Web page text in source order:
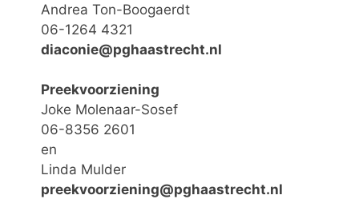
Andrea Ton-Boogaerdt
06-1264 4321
diaconie@pghaastrecht.nl
Preekvoorziening
Joke Molenaar-Sosef
06-8356 2601
en
Linda Mulder
preekvoorziening@pghaastrecht.nl